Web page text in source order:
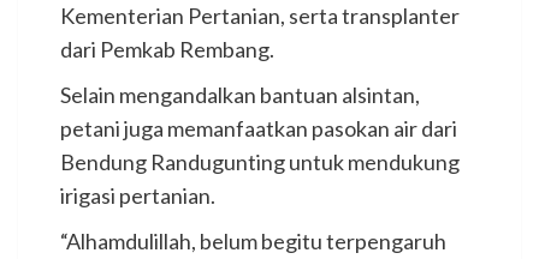
Kementerian Pertanian, serta transplanter
dari Pemkab Rembang.
Selain mengandalkan bantuan alsintan,
petani juga memanfaatkan pasokan air dari
Bendung Randugunting untuk mendukung
irigasi pertanian.
“Alhamdulillah, belum begitu terpengaruh